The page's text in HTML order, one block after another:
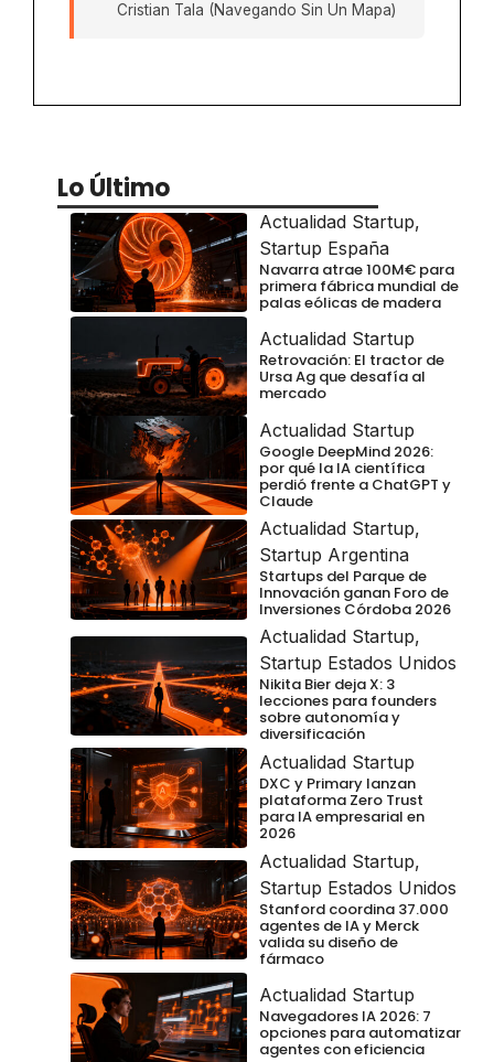
Cristian Tala (Navegando Sin Un Mapa)
Lo Último
Actualidad Startup,
Startup España
Navarra atrae 100M€ para
primera fábrica mundial de
palas eólicas de madera
Actualidad Startup
Retrovación: El tractor de
Ursa Ag que desafía al
mercado
Actualidad Startup
Google DeepMind 2026:
por qué la IA científica
perdió frente a ChatGPT y
Claude
Actualidad Startup,
Startup Argentina
Startups del Parque de
Innovación ganan Foro de
Inversiones Córdoba 2026
Actualidad Startup,
Startup Estados Unidos
Nikita Bier deja X: 3
lecciones para founders
sobre autonomía y
diversificación
Actualidad Startup
DXC y Primary lanzan
plataforma Zero Trust
para IA empresarial en
2026
Actualidad Startup,
Startup Estados Unidos
Stanford coordina 37.000
agentes de IA y Merck
valida su diseño de
fármaco
Actualidad Startup
Navegadores IA 2026: 7
opciones para automatizar
agentes con eficiencia